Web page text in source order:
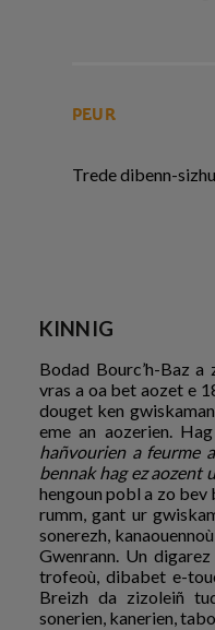
KINNIG
Bodad Bourc’h-Baz a
vras a oa bet aozet e
douget ken
eme an aozerien.
hañvourien a feurme
bennak hag ez aozent
hengoun pobl a zo bev
rumm, gant ur
sonerezh,
Gwenrann. Un
trofeoù, dibabet e-
Breizh da zizoleiñ
sonerien, kanerien,
PEUR
Trede dibenn-